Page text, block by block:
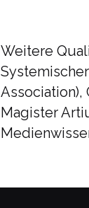
Weitere
Association),
Magister